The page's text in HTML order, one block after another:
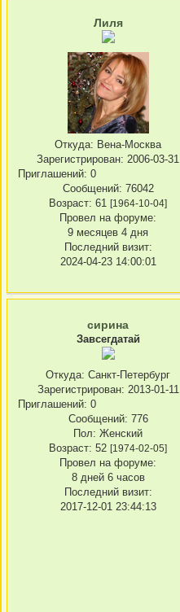
Лиля
Откуда: Вена-Москва
Зарегистрирован: 2006-03-31
Приглашений: 0
Сообщений: 76042
Возраст: 61 [1964-10-04]
Провел на форуме:
9 месяцев 4 дня
Последний визит:
2024-04-23 14:00:01
сирина
Завсегдатай
Откуда: Санкт-Петербург
Зарегистрирован: 2013-01-11
Приглашений: 0
Сообщений: 776
Пол: Женский
Возраст: 52 [1974-02-05]
Провел на форуме:
8 дней 6 часов
Последний визит:
2017-12-01 23:44:13